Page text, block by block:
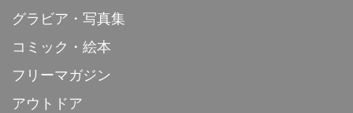
グラビア・写真集
コミック・絵本
フリーマガジン
アウトドア